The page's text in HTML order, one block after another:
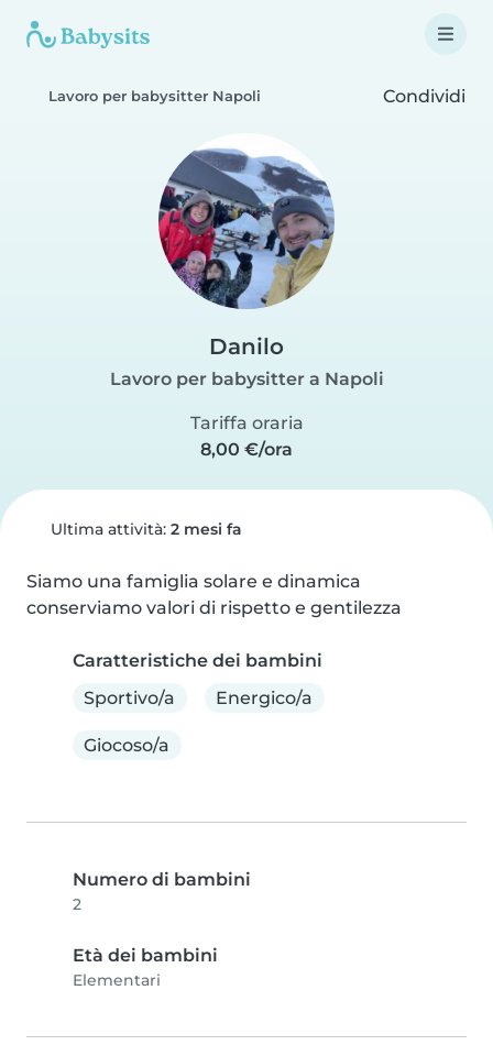
Lavoro per babysitter Napoli Condividi
Danilo
Lavoro per babysitter a Napoli
Tariffa oraria
8,00 €/ora
Ultima attività: 2 mesi fa
Siamo una famiglia solare e dinamica
conserviamo valori di rispetto e gentilezza
Caratteristiche dei bambini
Sportivo/a
Energico/a
Giocoso/a
Numero di bambini
2
Età dei bambini
Elementari